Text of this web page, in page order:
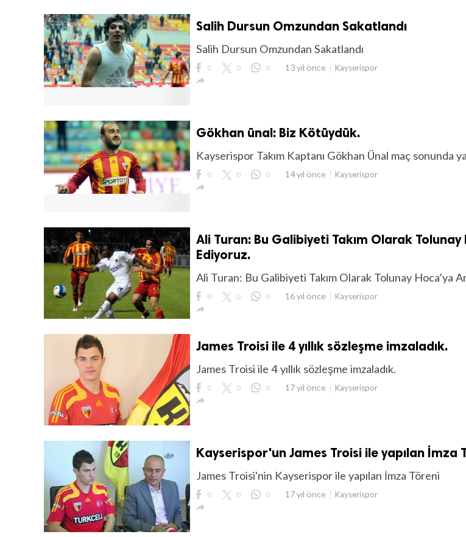
Salih Dursun Omzundan Sakatlandı
Salih Dursun Omzundan Sakatlandı
0 0 0 13 yıl önce Kayserispor

Gökhan ünal: Biz Kötüydük.
Kayserispor Takım Kaptanı Gökhan Ünal maç sonunda
0 0 0 14 yıl önce Kayserispor

Ali Turan: Bu Galibiyeti Takım Olarak
Ediyoruz.
Ali Turan: Bu Galibiyeti Takım Olarak Tolunay Hoca’ya
0 0 0 16 yıl önce Kayserispor

James Troisi ile 4 yıllık sözleşme imzaladık.
James Troisi ile 4 yıllık sözleşme imzaladık.
0 0 0 17 yıl önce Kayserispor

Kayserispor'un James Troisi ile yapılan İmza
James Troisi'nin Kayserispor ile yapılan İmza Töreni
0 0 0 17 yıl önce Kayserispor
